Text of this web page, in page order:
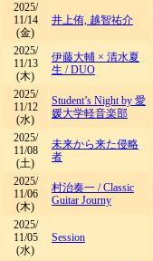
2025/
11/14
(金)
井上侑, 越智祐介
2025/
11/13
(木)
伊藤大輔 × 清水夏
生 /DUO
2025/
11/12
(水)
Student’s Night by 愛
媛大学軽音楽部
2025/
11/08
(土)
未来から来た侵略
者
2025/
11/06
(木)
村治奏一 /Classic
Guitar Journy
2025/
11/05
(水)
Session